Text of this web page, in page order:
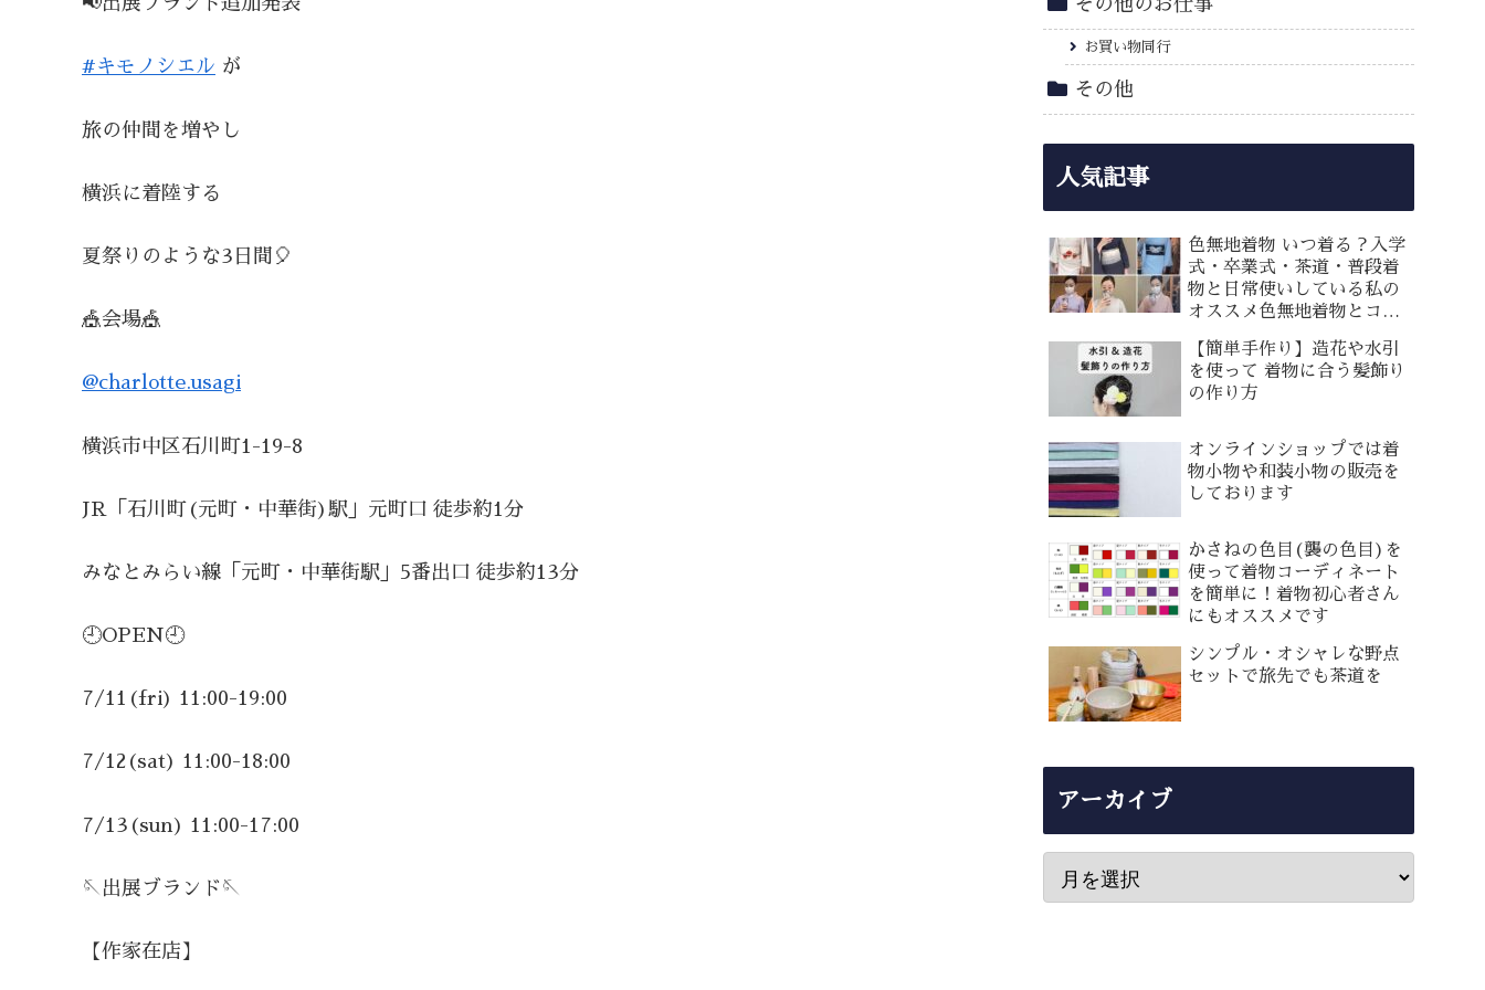
#キモノシエル が
旅の仲間を増やし
横浜に着陸する
夏祭りのような3日間🎈
🎪会場🎪
@charlotte.usagi
横浜市中区石川町1-19-8
JR「石川町(元町・中華街)駅」元町口 徒歩約1分
みなとみらい線「元町・中華街駅」5番出口 徒歩約13分
🕘OPEN🕘
7/11(fri) 11:00-19:00
7/12(sat) 11:00-18:00
7/13(sun) 11:00-17:00
🪡出展ブランド🪡
【作家在店】
その他のお仕事
お買い物同行
その他
人気記事
色無地着物 いつ着る？入学
式・卒業式・茶道・普段着
物と日常使いしている私の
オススメ色無地着物とコー
【簡単手作り】造花や水引
を使って 着物に合う髪飾り
の作り方
オンラインショップでは着
物小物や和装小物の販売を
しております
かさねの色目(襲の色目)を
使って着物コーディネート
を簡単に！着物初心者さん
にもオススメです
シンプル・オシャレな野点
セットで旅先でも茶道を
アーカイブ